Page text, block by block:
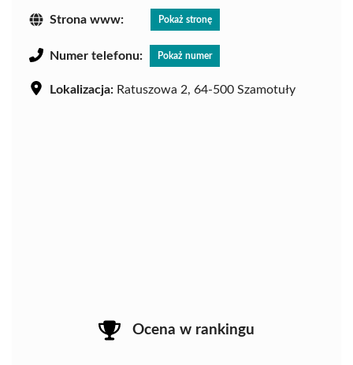
Strona www: Pokaż stronę
Numer telefonu: Pokaż numer
Lokalizacja: Ratuszowa 2, 64-500 Szamotuły
Ocena w rankingu